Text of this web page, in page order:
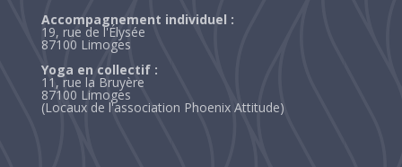
Accompagnement individuel :
19, rue de l'Élysée
87100 Limoges
Yoga en collectif :
11, rue la Bruyère
87100 Limoges
(Locaux de l'association Phoenix Attitude)